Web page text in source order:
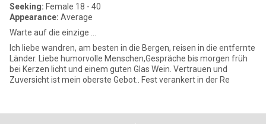
Seeking: Female 18 - 40
Appearance: Average
Warte auf die einzige ...
Ich liebe wandren, am besten in die Bergen, reisen in die entfernte
Länder. Liebe humorvolle Menschen,Gespräche bis morgen früh
bei Kerzen licht und einem guten Glas Wein. Vertrauen und
Zuversicht ist mein oberste Gebot.. Fest verankert in der Re